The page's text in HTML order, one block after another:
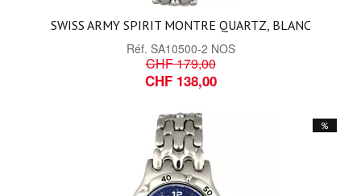
SWISS ARMY SPIRIT MONTRE QUARTZ, BLANC
Réf. SA10500-2 NOS
CHF 179,00
CHF 138,00
%